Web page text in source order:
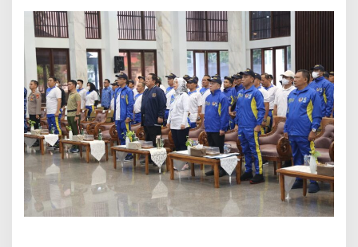
I
k
e
M
a
a
n
g